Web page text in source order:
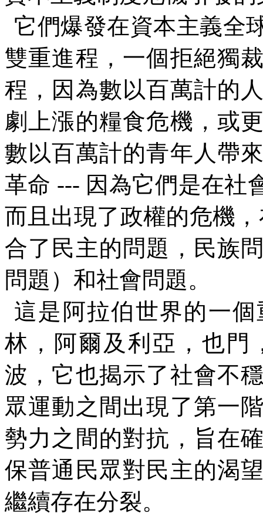
它們爆發在資本主義全
雙重進程，一個拒絕獨
程，因為數以百萬計的
劇上漲的糧食危機，或
數以百萬計的青年人帶
革命 --- 因為它們是在社
而且出現了政權的危機
合了民主的問題，民族
問題）和社會問題。
這是阿拉伯世界的一
林，阿爾及利亞，也門
波，它也揭示了社會不
眾運動之間出現了第一
勢力之間的對抗，旨在
保普通民眾對民主的渴
繼續存在分裂。